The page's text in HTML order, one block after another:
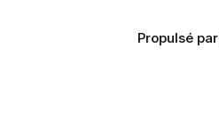
Propulsé par